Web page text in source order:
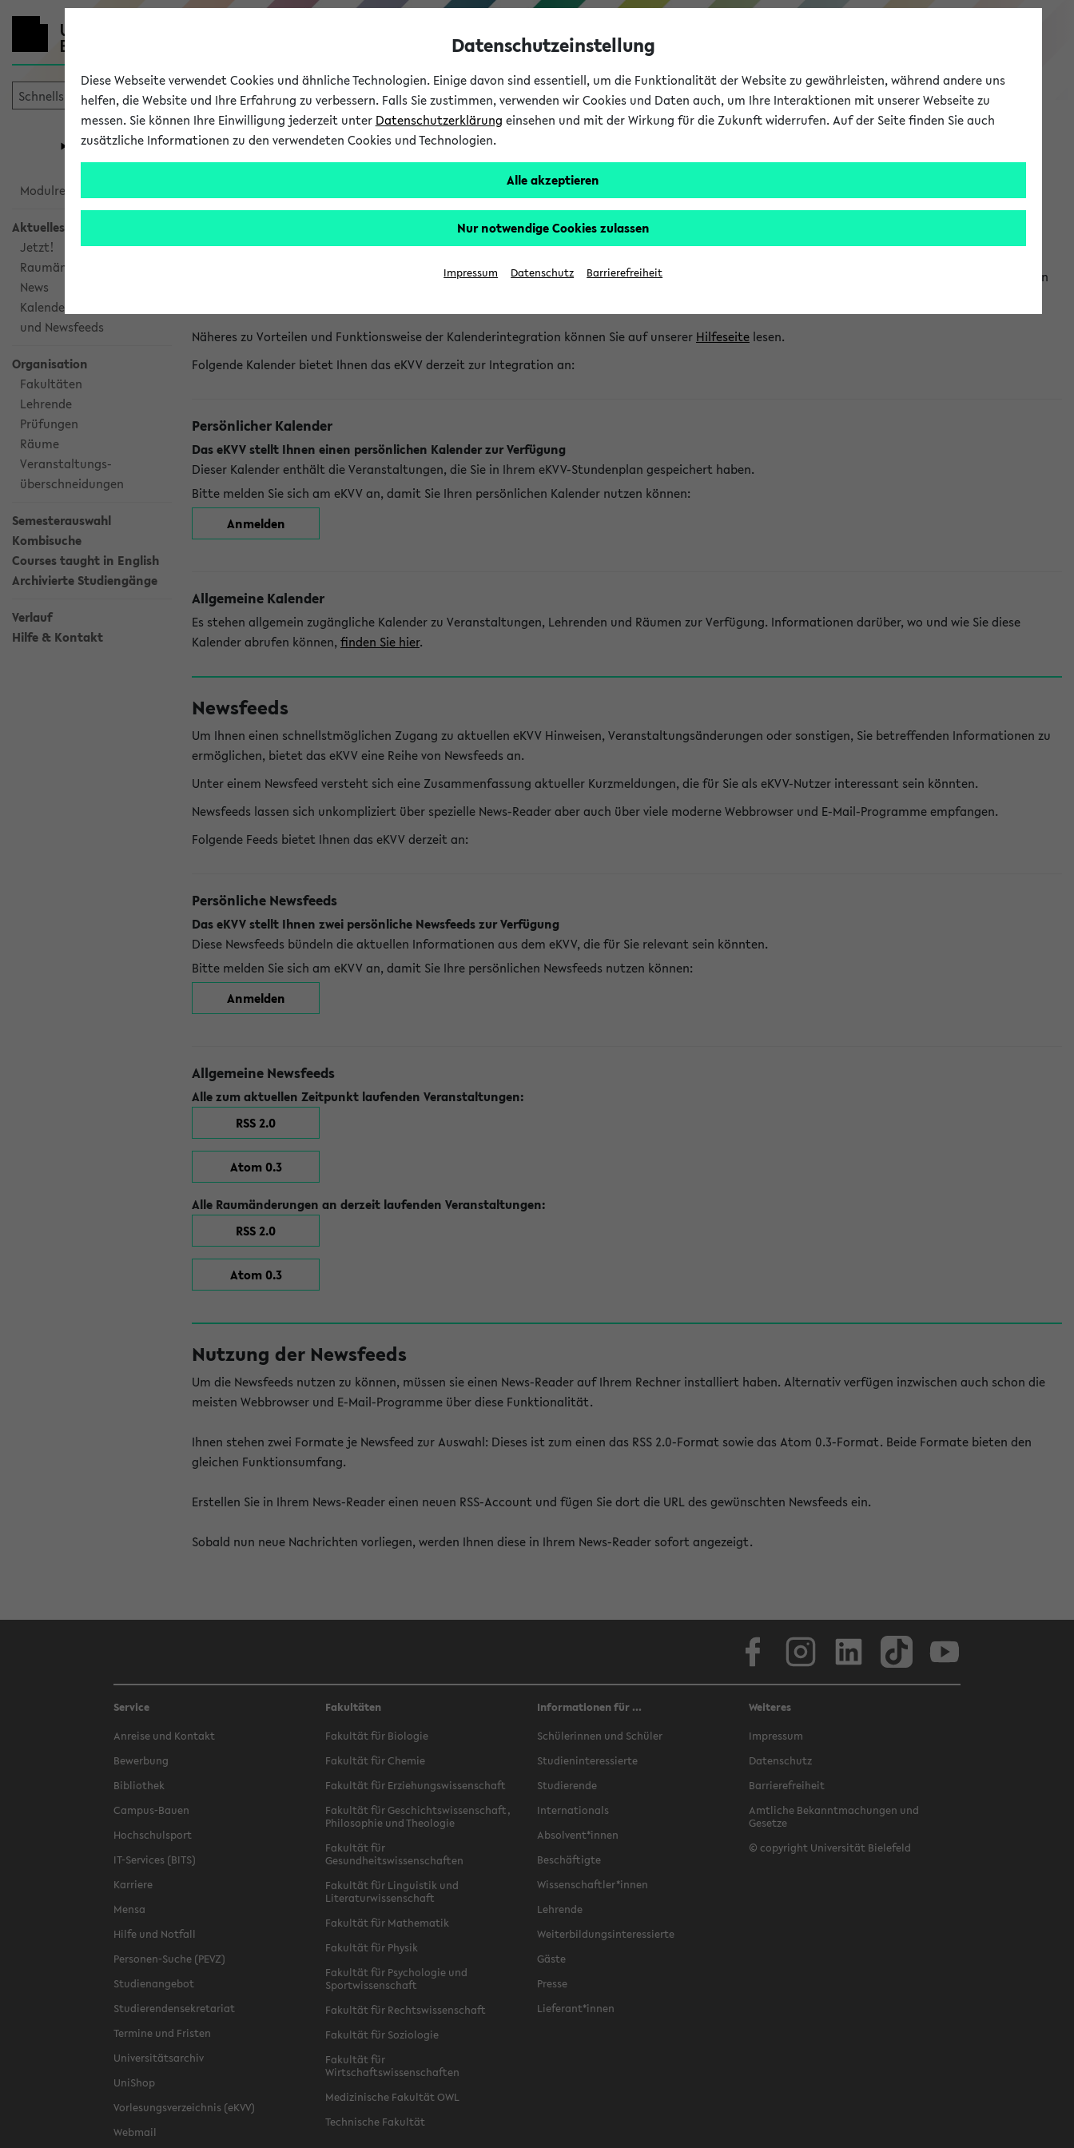
eKVV
Universität Forschung Studium
eKVV
Modulrecherche
Aktuelles
Jetzt!
Raumänderungen
News
Kalenderintegration
und Newsfeeds
Organisation
Fakultäten
Lehrende
Prüfungen
Räume
Veranstaltungs-
überschneidungen
Semesterauswahl
Kombisuche
Courses taught in English
Archivierte Studiengänge
Verlauf
Hilfe & Kontakt
Kalenderintegration und Newsfeeds
Kalenderintegration
Das eKVV bietet Ihnen die Möglichkeit, Veranstaltungstermine in eine Vielzahl von Kalenderanwendungen einzubinden. Auf diese Weise können Sie einen
Näheres zu Vorteilen und Funktionsweise der Kalenderintegration können Sie auf unserer Hilfeseite lesen.
Folgende Kalender bietet Ihnen das eKVV derzeit zur Integration an:
Persönlicher Kalender
Das eKVV stellt Ihnen einen persönlichen Kalender zur Verfügung
Dieser Kalender enthält die Veranstaltungen, die Sie in Ihrem eKVV-Stundenplan gespeichert haben.
Bitte melden Sie sich am eKVV an, damit Sie Ihren persönlichen Kalender nutzen können:
Anmelden
Allgemeine Kalender
Es stehen allgemein zugängliche Kalender zu Veranstaltungen, Lehrenden und Räumen zur Verfügung. Informationen darüber, wo und wie Sie diese
Kalender abrufen können, finden Sie hier.
Newsfeeds
Um Ihnen einen schnellstmöglichen Zugang zu aktuellen eKVV Hinweisen, Veranstaltungsänderungen oder sonstigen, Sie betreffenden Informationen zu
ermöglichen, bietet das eKVV eine Reihe von Newsfeeds an.
Unter einem Newsfeed versteht sich eine Zusammenfassung aktueller Kurzmeldungen, die für Sie als eKVV-Nutzer interessant sein könnten.
Newsfeeds lassen sich unkompliziert über spezielle News-Reader aber auch über viele moderne Webbrowser und E-Mail-Programme empfangen.
Folgende Feeds bietet Ihnen das eKVV derzeit an:
Persönliche Newsfeeds
Das eKVV stellt Ihnen zwei persönliche Newsfeeds zur Verfügung
Diese Newsfeeds bündeln die aktuellen Informationen aus dem eKVV, die für Sie relevant sein könnten.
Bitte melden Sie sich am eKVV an, damit Sie Ihre persönlichen Newsfeeds nutzen können:
Anmelden
Allgemeine Newsfeeds
Alle zum aktuellen Zeitpunkt laufenden Veranstaltungen:
RSS 2.0
Atom 0.3
Alle Raumänderungen an derzeit laufenden Veranstaltungen:
RSS 2.0
Atom 0.3
Nutzung der Newsfeeds
Um die Newsfeeds nutzen zu können, müssen sie einen News-Reader auf Ihrem Rechner installiert haben. Alternativ verfügen inzwischen auch schon die
meisten Webbrowser und E-Mail-Programme über diese Funktionalität.
Ihnen stehen zwei Formate je Newsfeed zur Auswahl: Dieses ist zum einen das RSS 2.0-Format sowie das Atom 0.3-Format. Beide Formate bieten den
gleichen Funktionsumfang.
Erstellen Sie in Ihrem News-Reader einen neuen RSS-Account und fügen Sie dort die URL des gewünschten Newsfeeds ein.
Sobald nun neue Nachrichten vorliegen, werden Ihnen diese in Ihrem News-Reader sofort angezeigt.
Service
Anreise und Kontakt
Bewerbung
Bibliothek
Campus-Bauen
Hochschulsport
IT-Services (BITS)
Karriere
Mensa
Hilfe und Notfall
Personen-Suche (PEVZ)
Studienangebot
Studierendensekretariat
Termine und Fristen
Universitätsarchiv
UniShop
Vorlesungsverzeichnis (eKVV)
Webmail
Fakultäten
Fakultät für Biologie
Fakultät für Chemie
Fakultät für Erziehungswissenschaft
Fakultät für Geschichtswissenschaft,
Philosophie und Theologie
Fakultät für
Gesundheitswissenschaften
Fakultät für Linguistik und
Literaturwissenschaft
Fakultät für Mathematik
Fakultät für Physik
Fakultät für Psychologie und
Sportwissenschaft
Fakultät für Rechtswissenschaft
Fakultät für Soziologie
Fakultät für
Wirtschaftswissenschaften
Medizinische Fakultät OWL
Technische Fakultät
Informationen für ...
Schülerinnen und Schüler
Studieninteressierte
Studierende
Internationals
Absolvent*innen
Beschäftigte
Wissenschaftler*innen
Lehrende
Weiterbildungsinteressierte
Gäste
Presse
Lieferant*innen
Weiteres
Impressum
Datenschutz
Barrierefreiheit
Amtliche Bekanntmachungen und
Gesetze
© copyright Universität Bielefeld
Datenschutzeinstellung
Diese Webseite verwendet Cookies und ähnliche Technologien. Einige davon sind essentiell, um die Funktionalität der Website zu gewährleisten, während andere uns
helfen, die Website und Ihre Erfahrung zu verbessern. Falls Sie zustimmen, verwenden wir Cookies und Daten auch, um Ihre Interaktionen mit unserer Webseite zu
messen. Sie können Ihre Einwilligung jederzeit unter Datenschutzerklärung einsehen und mit der Wirkung für die Zukunft widerrufen. Auf der Seite finden Sie auch
zusätzliche Informationen zu den verwendeten Cookies und Technologien.
Alle akzeptieren
Nur notwendige Cookies zulassen
Impressum Datenschutz Barrierefreiheit